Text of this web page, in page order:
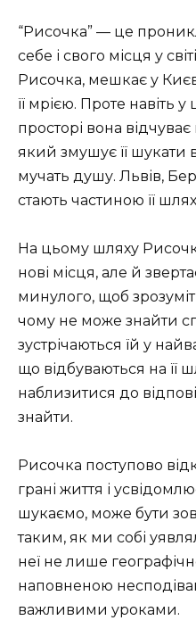
“Рисочка” — це
себе і свого місця у
Рисочка, мешкає у
її мрією. Проте навіть
просторі вона
який змушує її шукати
мучать душу. Львів,
стають частиною її
На цьому шляху
нові місця, але й
минулого, щоб
чому не може знайти
зустрічаються їй у
що відбуваються на її
наблизитися до
знайти.
Рисочка поступово
грані життя і
шукаємо, може бути
таким, як ми собі
неї не лише
наповненою
важливими уроками.